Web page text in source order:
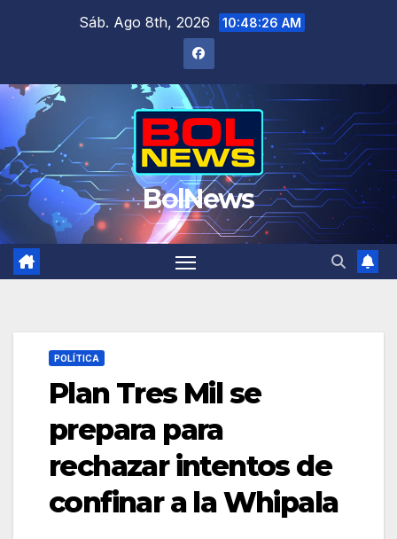
Sáb. Ago 8th, 2026 10:48:27 AM
BolNews
POLÍTICA
Plan Tres Mil se
prepara para
rechazar intentos de
confinar a la Whipala